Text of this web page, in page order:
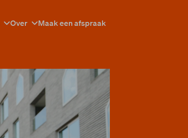
Over Maak een afspraak